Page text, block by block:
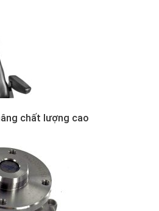
chất lượng cao